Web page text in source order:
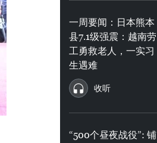
一周要闻：日本熊本
县7.1级强震：越南劳
工勇救老人，一实习
生遇难
收听
“500个昼夜战役”: 铺